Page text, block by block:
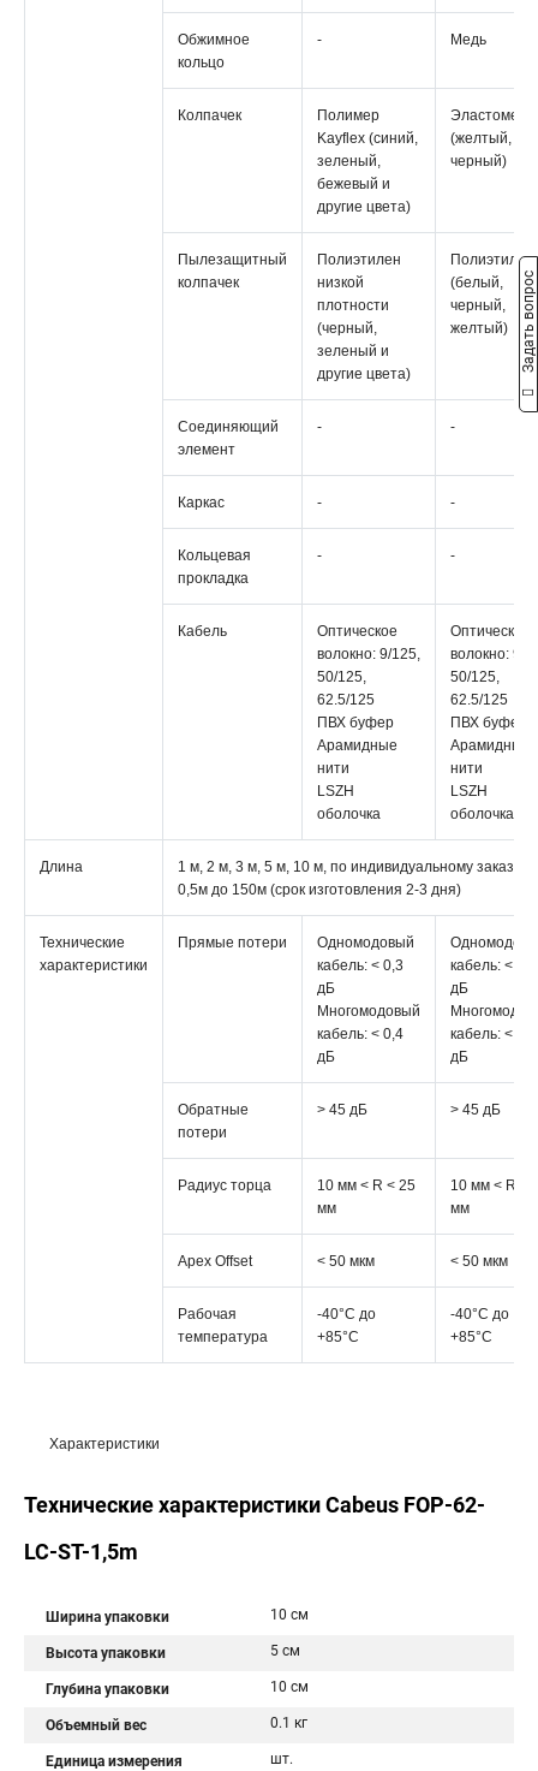
Обжимное
кольцо
- Медь
Колпачек
Полимер
Kayflex (синий,
зеленый,
бежевый и
другие цвета)
Эластомер
(желтый,
черный)
Пылезащитный
колпачек
Полиэтилен
низкой
плотности
(черный,
зеленый и
другие цвета)
Полиэтилен
(белый,
черный,
желтый)
Соединяющий
элемент
- -
Каркас - -
Кольцевая
прокладка
- -
Кабель
Оптическое
волокно: 9/125,
50/125,
62.5/125
ПВХ буфер
Арамидные
нити
LSZH
оболочка
Оптическое
волокно: 9/
50/125,
62.5/125
ПВХ буфер
Арамидные
нити
LSZH
оболочка
Длина
1 м, 2 м, 3 м, 5 м, 10 м, по индивидуальному заказу
0,5м до 150м (срок изготовления 2-3 дня)
Технические
характеристики
Прямые потери
Одномодовый
кабель: < 0,3
дБ
Многомодовый
кабель: < 0,4
дБ
кабель: < 0,3
дБ
кабель: < 0,4
дБ
Обратные
потери
> 45 дБ > 45 дБ
Радиус торца
10 мм < R < 25
мм
10 мм < R <
мм
Apex Offset < 50 мкм < 50 мкм
Рабочая
температура
-40°C дo
+85°C
-40°C дo
+85°C
Характеристики
Технические характеристики Cabeus FOP-62-
LC-ST-1,5m
Ширина упаковки 10 см
Высота упаковки 5 см
Глубина упаковки 10 см
Объемный вес 0.1 кг
Единица измерения шт.
Задать вопрос